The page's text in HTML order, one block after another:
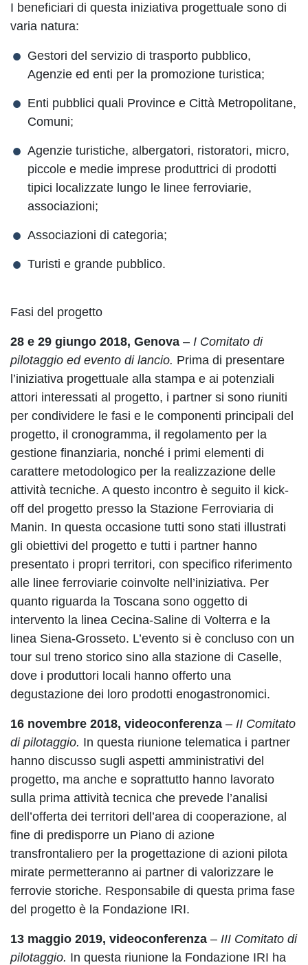
I beneficiari di questa iniziativa progettuale sono di
varia natura:
Gestori del servizio di trasporto pubblico,
Agenzie ed enti per la promozione turistica;
Enti pubblici quali Province e Città Metropolitane,
Comuni;
Agenzie turistiche, albergatori, ristoratori, micro,
piccole e medie imprese produttrici di prodotti
tipici localizzate lungo le linee ferroviarie,
associazioni;
Associazioni di categoria;
Turisti e grande pubblico.
Fasi del progetto
28 e 29 giungo 2018, Genova – I Comitato di
pilotaggio ed evento di lancio. Prima di presentare
l’iniziativa progettuale alla stampa e ai potenziali
attori interessati al progetto, i partner si sono riuniti
per condividere le fasi e le componenti principali del
progetto, il cronogramma, il regolamento per la
gestione finanziaria, nonché i primi elementi di
carattere metodologico per la realizzazione delle
attività tecniche. A questo incontro è seguito il kick-
off del progetto presso la Stazione Ferroviaria di
Manin. In questa occasione tutti sono stati illustrati
gli obiettivi del progetto e tutti i partner hanno
presentato i propri territori, con specifico riferimento
alle linee ferroviarie coinvolte nell’iniziativa. Per
quanto riguarda la Toscana sono oggetto di
intervento la linea Cecina-Saline di Volterra e la
linea Siena-Grosseto. L’evento si è concluso con un
tour sul treno storico sino alla stazione di Caselle,
dove i produttori locali hanno offerto una
degustazione dei loro prodotti enogastronomici.
16 novembre 2018, videoconferenza – II Comitato
di pilotaggio. In questa riunione telematica i partner
hanno discusso sugli aspetti amministrativi del
progetto, ma anche e soprattutto hanno lavorato
sulla prima attività tecnica che prevede l’analisi
dell’offerta dei territori dell’area di cooperazione, al
fine di predisporre un Piano di azione
transfrontaliero per la progettazione di azioni pilota
mirate permetteranno ai partner di valorizzare le
ferrovie storiche. Responsabile di questa prima fase
del progetto è la Fondazione IRI.
13 maggio 2019, videoconferenza – III Comitato di
pilotaggio. In questa riunione la Fondazione IRI ha